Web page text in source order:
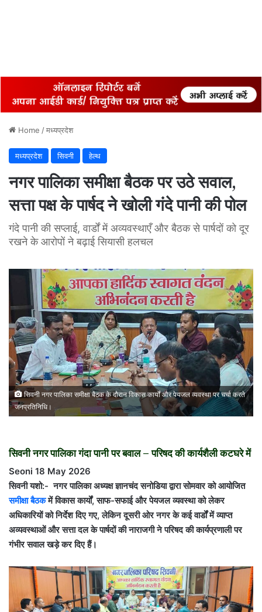
Home /मध्यप्रदेश
मध्यप्रदेश सिवनी हेल्थ
नगर पालिका समीक्षा बैठक पर उठे सवाल,
सत्ता पक्ष के पार्षद ने खोली गंदे पानी की पोल
गंदे पानी की सप्लाई, वार्डों में अव्यवस्थाएँ और बैठक से पार्षदों को दूर
रखने के आरोपों ने बढ़ाई सियासी हलचल
सिवनी नगर पालिका समीक्षा बैठक के दौरान विकास कार्यों और पेयजल व्यवस्था पर चर्चा करते
जनप्रतिनिधि।
सिवनी नगर पालिका गंदा पानी पर बवाल – परिषद की कार्यशैली कटघरे में
Seoni 18 May 2026
सिवनी यशो:- नगर पालिका अध्यक्षज्ञानचंद सनोडियाद्वारा सोमवार को आयोजित
समीक्षा बैठकमें विकास कार्यों, साफ-सफाई और पेयजल व्यवस्था को लेकर
अधिकारियों को निर्देश दिए गए, लेकिन दूसरी ओर नगर के कई वार्डों में व्याप्त
अव्यवस्थाओं और सत्ता दल के पार्षदों की नाराजगी ने परिषद की कार्यप्रणाली पर
गंभीर सवाल खड़े कर दिए हैं।